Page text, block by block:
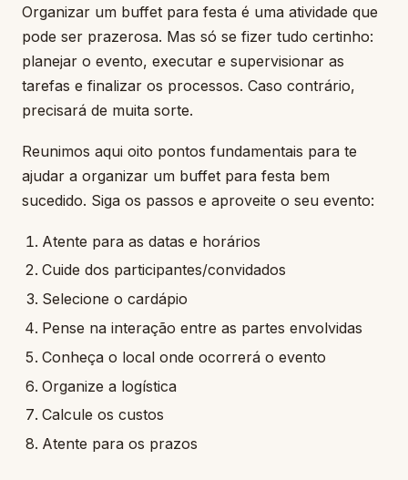
Organizar um buffet para festa é uma atividade que
pode ser prazerosa. Mas só se fizer tudo certinho:
planejar o evento, executar e supervisionar as
tarefas e finalizar os processos. Caso contrário,
precisará de muita sorte.
Reunimos aqui oito pontos fundamentais para te
ajudar a organizar um buffet para festa bem
sucedido. Siga os passos e aproveite o seu evento:
Atente para as datas e horários
Cuide dos participantes/convidados
Selecione o cardápio
Pense na interação entre as partes envolvidas
Conheça o local onde ocorrerá o evento
Organize a logística
Calcule os custos
Atente para os prazos